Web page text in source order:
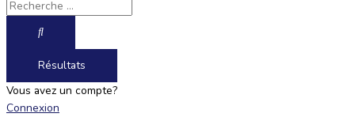
Résultats
Vous avez un compte?
Connexion